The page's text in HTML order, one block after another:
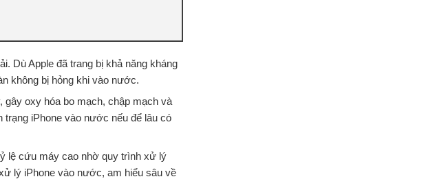
Dù Apple đã trang bị khả năng kháng
không bị hỏng khi vào nước.
oxy hóa bo mạch, chập mạch và
iPhone vào nước nếu để lâu có
lệ cứu máy cao nhờ quy trình xử lý
lý iPhone vào nước, am hiểu sâu về